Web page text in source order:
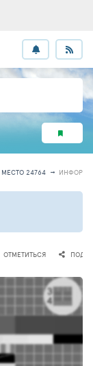
МЕСТО 24764
ОТМЕТИТЬСЯ